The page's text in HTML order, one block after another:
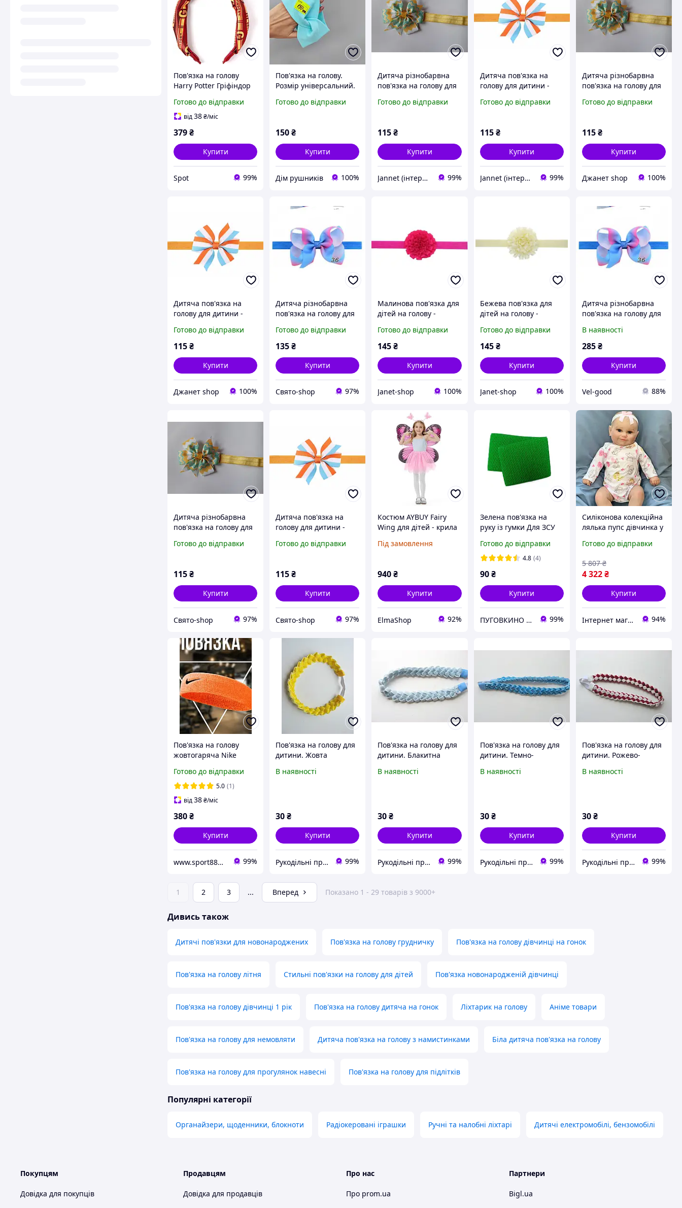
Пов'язка на голову
Harry Potter Гріфіндор
червона жовта для
дітей та дорослих
Готово до відправки
від38₴/міс
379₴
Купити
Spot 99%
Пов'язка на голову.
Розмір універсальний.
дорослих
Готово до відправки
150₴
Купити
Дім рушників 100%
Дитяча різнобарвна
пов'язка на голову для
універсальний (на
Готово до відправки
115₴
Купити
Jannet (інтернет-магазин) 99%
Дитяча пов'язка на
голову для дитини -
(на резинці), бантик
Готово до відправки
115 ₴
Купити
Jannet (інтернет-магазин) 99%
Дитяча різнобарвна
пов'язка на голову для
універсальний (на
Готово до відправки
115₴
Купити
Джанет shop 100%
Дитяча пов'язка на
голову для дитини -
(на резинці), бантик
8см
Готово до відправки
115₴
Купити
Джанет shop 100%
Дитяча різнобарвна
пов'язка на голову для
50см, розмір банта
11см
Готово до відправки
135₴
Купити
Свято-shop 97%
Малинова пов'язка для
дітей на голову -
(на резинці), квітка 7см
Готово до відправки
145₴
Купити
Janet-shop 100%
Бежева пов'язка для
дітей на голову -
(на резинці), квітка 7см
Готово до відправки
145 ₴
Купити
Janet-shop 100%
Дитяча різнобарвна
пов'язка на голову для
50см, розмір банта
11см
В наявності
285₴
Купити
Vel-good 88%
Дитяча різнобарвна
пов'язка на голову для
універсальний (на
Готово до відправки
115₴
Купити
Свято-shop 97%
Дитяча пов'язка на
голову для дитини -
(на резинці), бантик
Готово до відправки
115₴
Купити
Свято-shop 97%
Костюм AYBUY Fairy
Wing для дітей - крила
паличка, пов'язка на
один
Під замовлення
940₴
Купити
ElmaShop 92%
Зелена пов'язка на
руку із гумки Для ЗСУ
Готово до відправки
4.8 (4)
90 ₴
Купити
ПУГОВКИНО / PUGOVKINO 99%
Силіконова колекційна
лялька пупс дівчинка у
голові 50 см 1.5 кг /
для дітей
Готово до відправки
4 322₴
5 807 ₴
Купити
Інтернет магазин Slando 94%
Пов'язка на голову
жовтогаряча Nike
спортивна
Готово до відправки
5.0 (1)
від38₴/міс
380₴
Купити
www.sport888.in.ua 99%
Пов'язка на голову для
дитини. Жовта
В наявності
30₴
Купити
Рукодільні премудрості 99%
Пов'язка на голову для
дитини. Блакитна
В наявності
30₴
Купити
Рукодільні премудрості 99%
Пов'язка на голову для
дитини. Темно-
В наявності
30 ₴
Купити
Рукодільні премудрості 99%
Пов'язка на голову для
дитини. Рожево-
В наявності
30₴
Купити
Рукодільні премудрості 99%
1 2 3 ... Вперед Показано 1 - 29 товарів з 9000+
Дивись також
Дитячі пов'язки для новонароджених Пов'язка на голову грудничку Пов'язка на голову дівчинці на гонок
Пов'язка на голову літня Стильні пов'язки на голову для дітей Пов'язка новонародженій дівчинці
Пов'язка на голову дівчинці 1 рік Пов'язка на голову дитяча на гонок Ліхтарик на голову Аніме товари
Пов'язка на голову для немовляти Дитяча пов'язка на голову з намистинками Біла дитяча пов'язка на голову
Пов'язка на голову для прогулянок навесні Пов'язка на голову для підлітків
Популярні категорії
Органайзери, щоденники, блокноти Радіокеровані іграшки Ручні та налобні ліхтарі Дитячі електромобілі, бензомобілі
Покупцям
Довідка для покупців
Продавцям
Довідка для продавців
Про нас
Про prom.ua
Партнери
Bigl.ua